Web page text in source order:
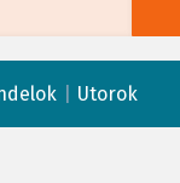
Utorok